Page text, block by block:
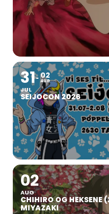
31
JUL
02
AUG
SEIJOCON 2026
02
AUG
CHIHIRO OG HEKSENE
MIYAZAKI